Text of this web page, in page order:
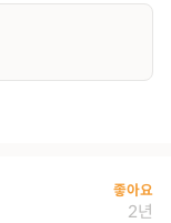
좋아요
2년